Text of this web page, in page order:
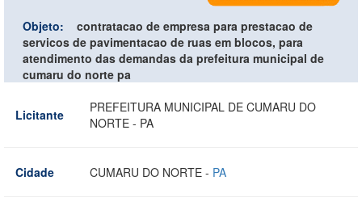
Objeto:
contratacao de empresa para prestacao de
servicos de pavimentacao de ruas em blocos, para
atendimento das demandas da prefeitura municipal de
cumaru do norte pa
Licitante
PREFEITURA MUNICIPAL DE CUMARU DO
NORTE - PA
Cidade CUMARU DO NORTE - PA